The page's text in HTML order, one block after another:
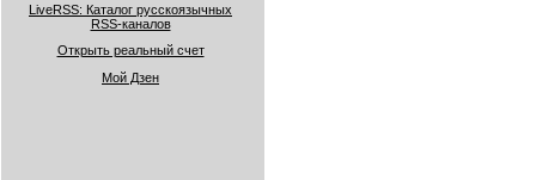
LiveRSS: Каталог русскоязычных
RSS-каналов
Открыть реальный счет
Мой Дзен